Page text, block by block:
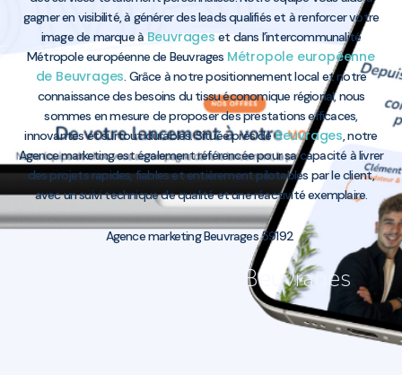
gagner en visibilité, à générer des leads qualifiés et à renforcer votre
image de marque à Beuvrages et dans l’intercommunalité
Métropole européenne de Beuvrages Métropole européenne
de Beuvrages . Grâce à notre positionnement local et notre
connaissance des besoins du tissu économique régional, nous
sommes en mesure de proposer des prestations efficaces,
innovantes et surtout durables. Située près deBeuvrages , notre
Agence marketing est également référencée pour sa capacité à livrer
des projets rapides, fiables et entièrement pilotables par le client,
avec un suivi technique de qualité et une réactivité exemplaire.
Agence marketing Beuvrages 59192
Agence marketing Beuvrages